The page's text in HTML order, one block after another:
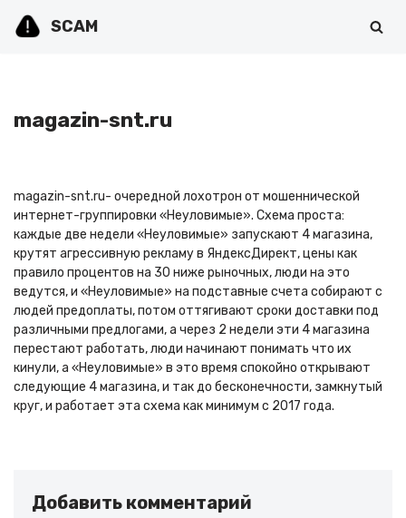
SCAM
magazin-snt.ru
magazin-snt.ru- очередной лохотрон от мошеннической
интернет-группировки «Неуловимые». Схема проста:
каждые две недели «Неуловимые» запускают 4 магазина,
крутят агрессивную рекламу в ЯндексДирект, цены как
правило процентов на 30 ниже рыночных, люди на это
ведутся, и «Неуловимые» на подставные счета собирают с
людей предоплаты, потом оттягивают сроки доставки под
различными предлогами, а через 2 недели эти 4 магазина
перестают работать, люди начинают понимать что их
кинули, а «Неуловимые» в это время спокойно открывают
следующие 4 магазина, и так до бесконечности, замкнутый
круг, и работает эта схема как минимум с 2017 года.
Добавить комментарий